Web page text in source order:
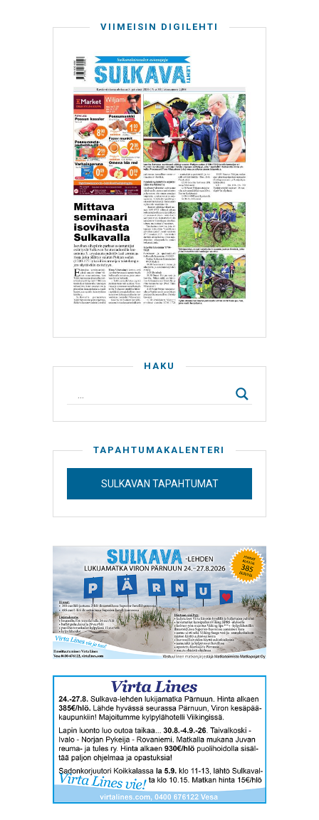
VIIMEISIN DIGILEHTI
HAKU
TAPAHTUMAKALENTERI
SULKAVAN TAPAHTUMAT